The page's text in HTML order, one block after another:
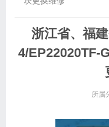
浙江省、福
4/EP22020TF-
所属